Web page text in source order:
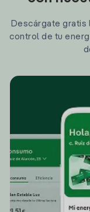
Descárgate gratis
control de tu